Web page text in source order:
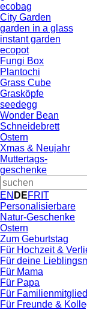
ecobag
City Garden
garden in a glass
instant garden
ecopot
Fungi Box
Plantochi
Grass Cube
Grasköpfe
seedegg
Wonder Bean
Schneidebrett
Ostern
Xmas & Neujahr
Muttertags-
geschenke
EN DEFR IT
Personalisierbare
Natur-Geschenke
Ostern
Zum Geburtstag
Für Hochzeit &
Für deine
Für Mama
Für Papa
Für
Für Freunde &